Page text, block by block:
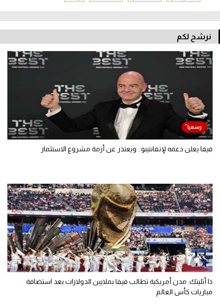
نرشح لكم
فيفا يعلن دعمه لإنفانتينو.. ويعتذر عن أزمة مشروع الاستثمار
ذا أثليتك: مدن أمريكية تطالب فيفا بملايين الدولارات بعد استضافة
مباريات كأس العالم